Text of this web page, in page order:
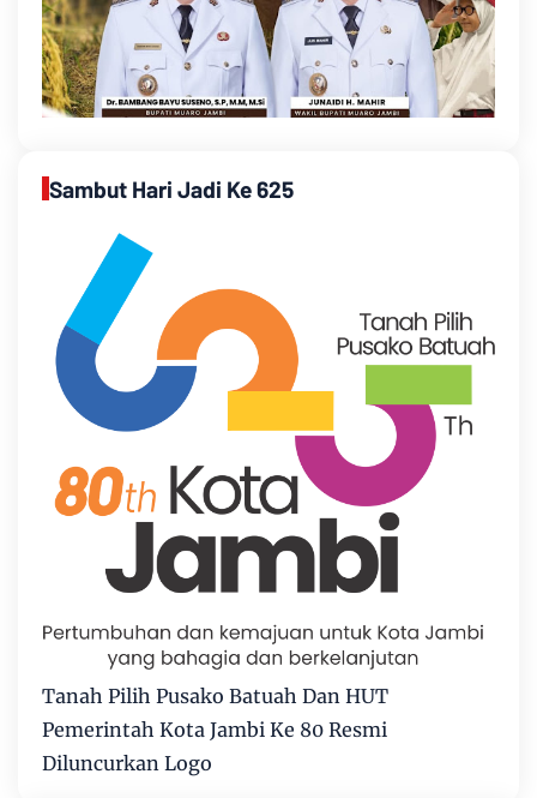
Sambut Hari Jadi Ke 625
Tanah Pilih Pusako Batuah Dan HUT
Pemerintah Kota Jambi Ke 80 Resmi
Diluncurkan Logo